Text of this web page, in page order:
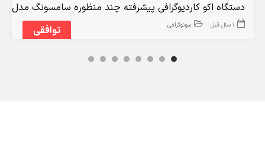
توافقی
دستگاه اکو کاردیوگرافی پیشرفته چند منظوره سامسونگ مدل HS40
1 سال قبل سونوگرافی